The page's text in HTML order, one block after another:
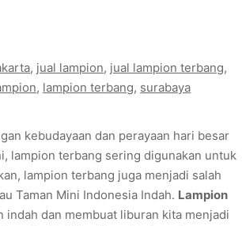
, jual lampion, jual lampion terbang
, lampion terbang, surabaya
kebudayaan dan perayaan hari besar
lampion terbang sering digunakan untuk
lampion terbang juga menjadi salah
Taman Mini Indonesia Indah. Lampion
indah dan membuat liburan kita menjadi